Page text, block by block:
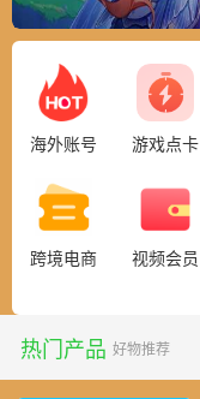
海外账号 游戏点卡
跨境电商 视频会员
热门产品 好物推荐